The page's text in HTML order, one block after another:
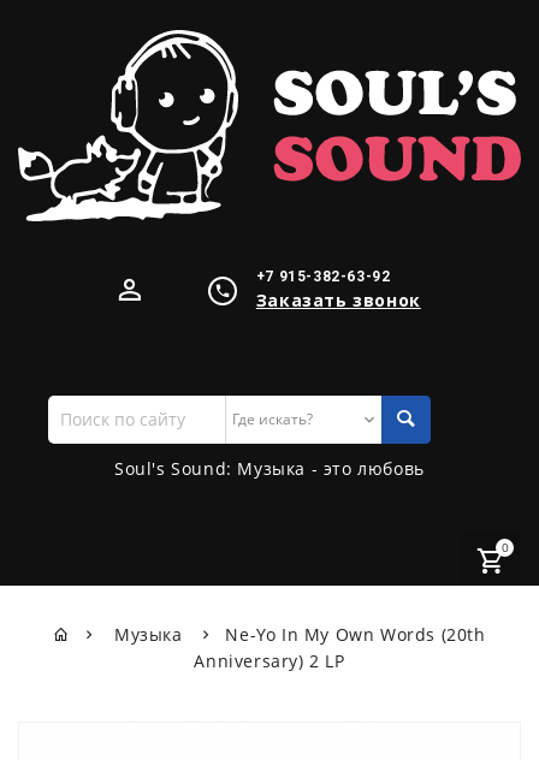
+7 915-382-63-92
Заказать звонок
Поиск
по
сайту
Soul's Sound: Музыка - это любовь
0
Музыка
Ne-Yo In My Own Words (20th
Anniversary) 2 LP